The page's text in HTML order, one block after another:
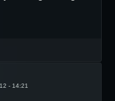
- 14:21